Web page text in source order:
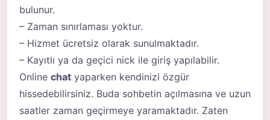
bulunur.
– Zaman sınırlaması yoktur.
– Hizmet ücretsiz olarak sunulmaktadır.
– Kayıtlı ya da geçici nick ile giriş yapılabilir.
Online chat yaparken kendinizi özgür
hissedebilirsiniz. Buda sohbetin açılmasına ve uzun
saatler zaman geçirmeye yaramaktadır. Zaten